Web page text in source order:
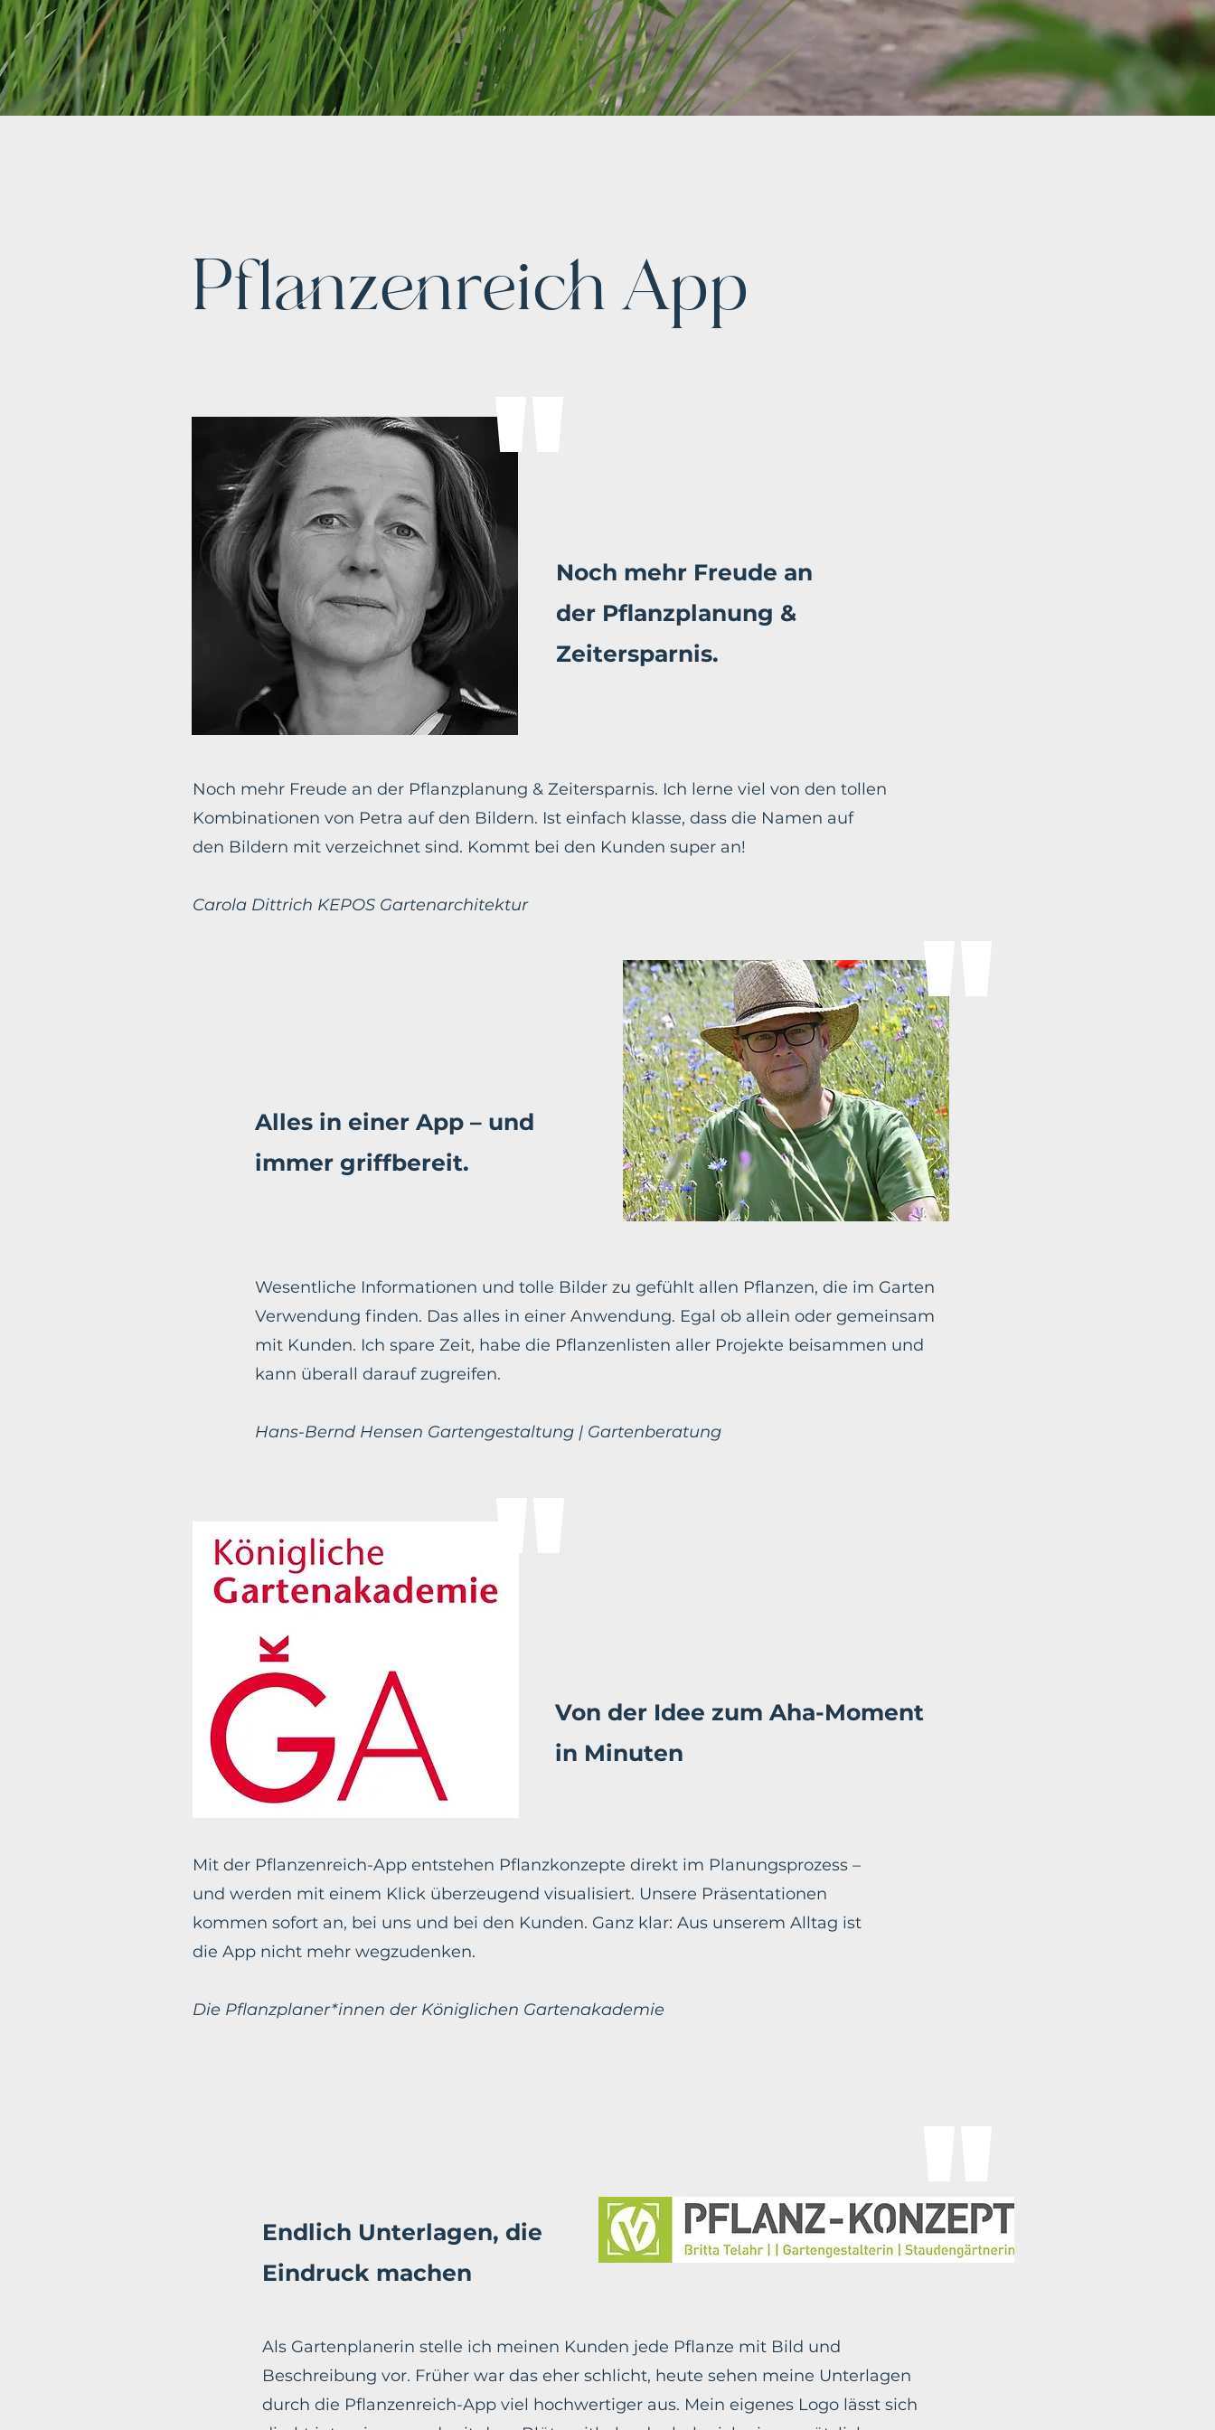
Pflanzenreich App
"
Noch mehr Freude an
der Pflanzplanung &
Zeitersparnis.
Noch mehr Freude an der Pflanzplanung & Zeitersparnis. Ich lerne viel von den tollen
Kombinationen von Petra auf den Bildern. Ist einfach klasse, dass die Namen auf
den Bildern mit verzeichnet sind. Kommt bei den Kunden super an!
Carola Dittrich KEPOS Gartenarchitektur
Alles in einer App – und
immer griffbereit.
"
Wesentliche Informationen und tolle Bilder zu gefühlt allen Pflanzen, die im Garten
Verwendung finden. Das alles in einer Anwendung. ​Egal ob allein oder gemeinsam
mit Kunden. Ich spare Zeit, habe die Pflanzenlisten aller Projekte beisammen und
kann überall darauf zugreifen.
Hans-Bernd Hensen Gartengestaltung | Gartenberatung
"
Von der Idee zum Aha-Moment
in Minuten
Mit der Pflanzenreich-App entstehen Pflanzkonzepte direkt im Planungsprozess –
und werden mit einem Klick überzeugend visualisiert. Unsere Präsentationen
kommen sofort an, bei uns und bei den Kunden. Ganz klar: Aus unserem Alltag ist
die App nicht mehr wegzudenken.
Die Pflanzplaner*innen der Königlichen Gartenakademie
Endlich Unterlagen, die
Eindruck machen
"
Als Gartenplanerin stelle ich meinen Kunden jede Pflanze mit Bild und
Beschreibung vor. Früher war das eher schlicht, heute sehen meine Unterlagen
durch die Pflanzenreich-App viel hochwertiger aus. Mein eigenes Logo lässt sich